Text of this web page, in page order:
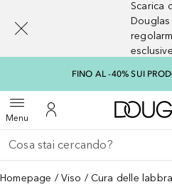
Scarica
FINO AL -40% SUI
MenuApri menuAl Mio Account
Torna indietro
Esegui ricerca
Homepage Viso Cura delle labbra
[navigation.slideout.screenreader]